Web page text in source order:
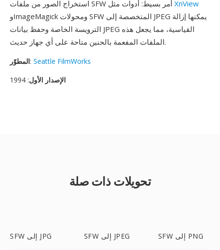
XnView
وImageMagick ومحولات SFW المتخصصة إلى JPEG يمكنها إزالة
الترويسة الخاصة وحفظ بيانات JPEG القياسية، مما يجعل هذه
الملفات المفعمة بالحنين متاحة على أي جهاز حديث.
المطوّر: Seattle FilmWorks
الإصدار الأول: 1994
تحويلات ذات صلة
SFW إلى JPG SFW إلى JPEG SFW إلى PNG